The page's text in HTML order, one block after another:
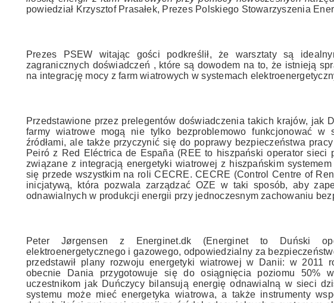
powiedział Krzysztof Prasałek, Prezes Polskiego Stowarzyszenia
Prezes PSEW witając gości podkreślił, że warsztaty są
zagranicznych doświadczeń , które są dowodem na to, że istnieją
na integrację mocy z farm wiatrowych w systemach
Przedstawione przez prelegentów doświadczenia takich krajów, jak
farmy wiatrowe mogą nie tylko bezproblemowo funkcjonować w
źródłami, ale także przyczynić się do poprawy bezpieczeństwa
Peiró z Red Eléctrica de España (REE to hiszpański operator sieci
związane z integracją energetyki wiatrowej z hiszpańskim
się przede wszystkim na roli CECRE. CECRE (Control Centre of
inicjatywą, która pozwala zarządzać OZE w taki sposób, aby
odnawialnych w produkcji energii przy jednoczesnym zachowaniu
Peter Jørgensen z Energinet.dk (Energinet to Duński
elektroenergetycznego i gazowego, odpowiedzialny za
przedstawił plany rozwoju energetyki wiatrowej w Danii: w 2011
obecnie Dania przygotowuje się do osiągnięcia poziomu 50%
uczestnikom jak Duńczycy bilansują energię odnawialną w sieci
systemu może mieć energetyka wiatrowa, a także instrumenty